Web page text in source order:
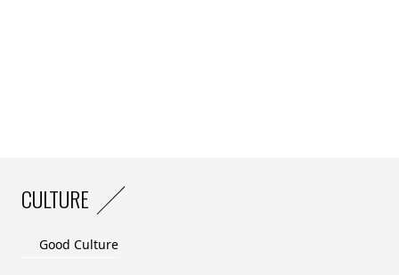
CULTURE
Good Culture